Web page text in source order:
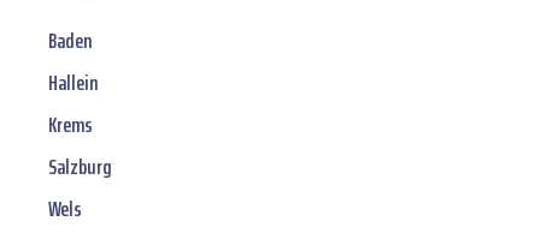
Baden
Hallein
Krems
Salzburg
Wels